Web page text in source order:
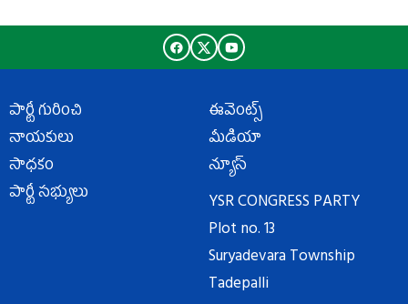
పార్టీ గురించి
నాయకులు
సాధకం
పార్టీ సభ్యులు
ఈవెంట్స్
మీడియా
న్యూస్
YSR CONGRESS PARTY
Plot no. 13
Suryadevara Township
Tadepalli